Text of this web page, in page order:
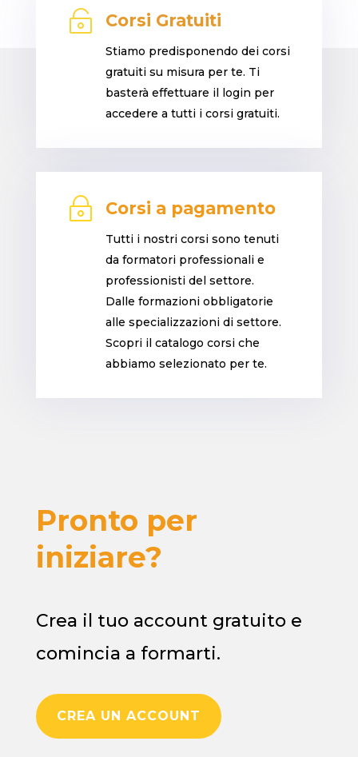
 Corsi Gratuiti
Stiamo predisponendo dei corsi
gratuiti su misura per te. Ti
basterà effettuare il login per
accedere a tutti i corsi gratuiti.
~ Corsi a pagamento
Tutti i nostri corsi sono tenuti
da formatori professionali e
professionisti del settore.
Dalle formazioni obbligatorie
alle specializzazioni di settore.
Scopri il catalogo corsi che
abbiamo selezionato per te.
Pronto per
iniziare?
Crea il tuo account gratuito e
comincia a formarti.
CREA UN ACCOUNT